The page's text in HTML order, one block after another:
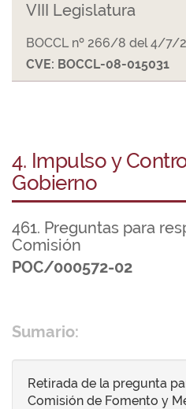
VIII Legislatura
BOCCL nº 266/8 del 4/7/
CVE: BOCCL-08-015031
4. Impulso y
Gobierno
461. Preguntas para
Comisión
POC/000572-02
Sumario:
Retirada de la pregunta
Comisión de Fomento y